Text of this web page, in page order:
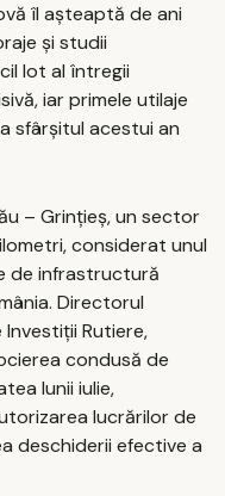
îl așteaptă de ani
și studii
lot al întregii
iar primele utilaje
sfârșitul acestui an
– Grințieș, un sector
considerat unul
de infrastructură
Directorul
Rutiere,
condusă de
lunii iulie,
lucrărilor de
deschiderii efective a